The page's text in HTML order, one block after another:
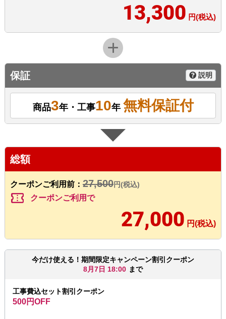
13,300 円(税込)
保証 説明
商品3年・工事10年 無料保証付
総額
クーポンご利用前： 27,500円(税込)
confirmation_number クーポンご利用で
27,000 円(税込)
今だけ使える！期間限定キャンペーン割引クーポン
8月7日 18:00 まで
工事費込セット割引クーポン
500円OFF